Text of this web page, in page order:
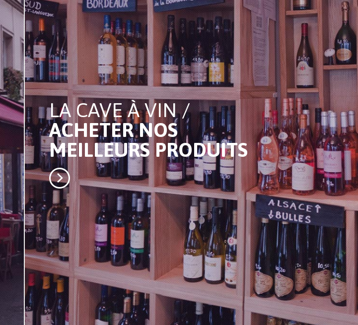
LA CAVE À VIN /
ACHETER NOS
MEILLEURS PRODUITS